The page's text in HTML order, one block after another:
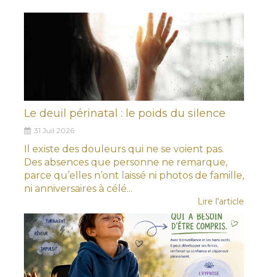
Le deuil périnatal : le poids du silence
31 Juil 2026
Il existe des douleurs qui ne se voient pas.
Des absences que personne ne remarque,
parce qu’elles n’ont laissé ni photos de famille,
ni anniversaires à célé...
Lire l'article